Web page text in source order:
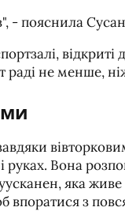
- пояснила
відкриті
раді не менше,
Вона
яка
впоратися з